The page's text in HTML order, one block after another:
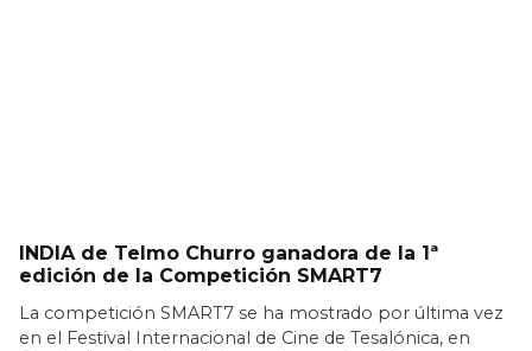
INDIA de Telmo Churro ganadora de la 1ª
edición de la Competición SMART7
La competición SMART7 se ha mostrado por última vez
en el Festival Internacional de Cine de Tesalónica, en